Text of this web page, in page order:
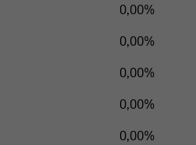
0,00%
0,00%
0,00%
0,00%
0,00%